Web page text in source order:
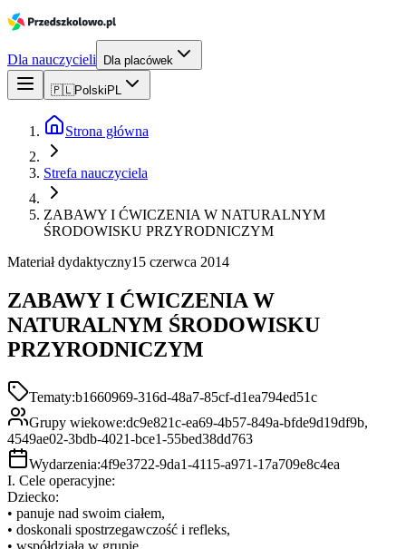
Dla nauczycieli Dla placówek
🇵🇱Polski PL
Strona główna
Strefa nauczyciela
ZABAWY I ĆWICZENIA W NATURALNYM
ŚRODOWISKU PRZYRODNICZYM
Materiał dydaktyczny15 czerwca 2014
ZABAWY I ĆWICZENIA W
NATURALNYM ŚRODOWISKU
PRZYRODNICZYM
Tematy:b1660969-316d-48a7-85cf-d1ea794ed51c
Grupy wiekowe:dc9e821c-ea69-4b57-849a-bfde9d19df9b,
4549ae02-3bdb-4021-bce1-55bed38dd763
Wydarzenia:4f9e3722-9da1-4115-a971-17a709e8c4ea
I. Cele operacyjne:
Dziecko:
• panuje nad swoim ciałem,
• doskonali spostrzegawczość i refleks,
• współdziała w grupie,